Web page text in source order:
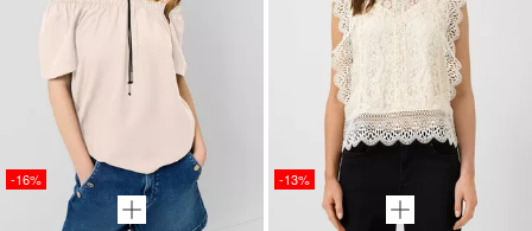
-16% -13%